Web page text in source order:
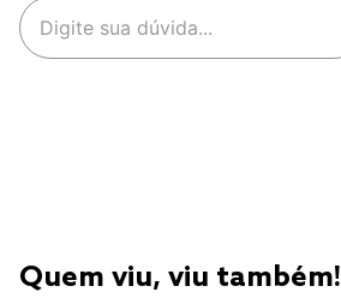
Quem viu, viu também!